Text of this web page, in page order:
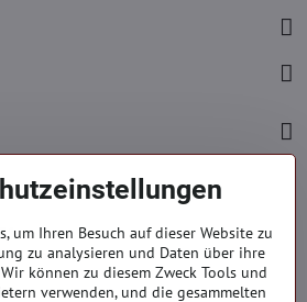
hod.
um Ihren Besuch auf dieser Website zu
zu analysieren und Daten über ihre
können zu diesem Zweck Tools und
verwenden, und die gesammelten